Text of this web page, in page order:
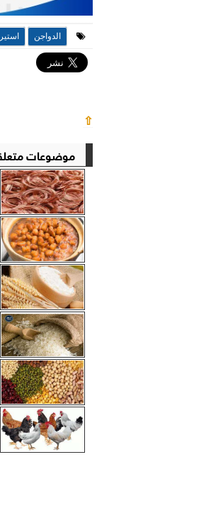
الدواجن
⇧
موضوعات